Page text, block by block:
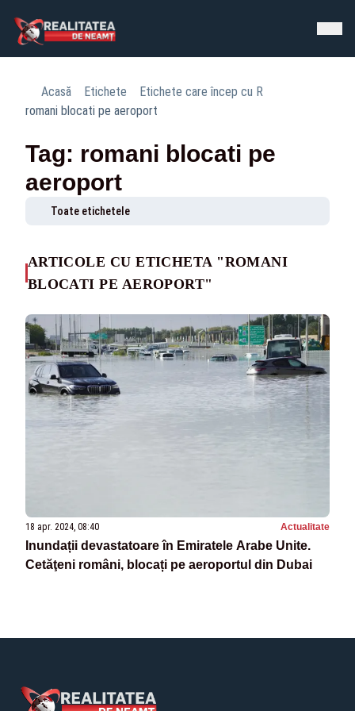
Acasă Etichete
Etichete care încep cu R
romani blocati pe aeroport
Tag: romani blocati pe
aeroport
Toate etichetele
ARTICOLE CU ETICHETA "ROMANI
BLOCATI PE AEROPORT"
18 apr. 2024, 08:40 Actualitate
Inundații devastatoare în Emiratele Arabe Unite.
Cetăţeni români, blocați pe aeroportul din Dubai